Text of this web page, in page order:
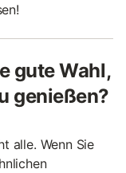
gute Wahl,
genießen?
alle. Wenn Sie